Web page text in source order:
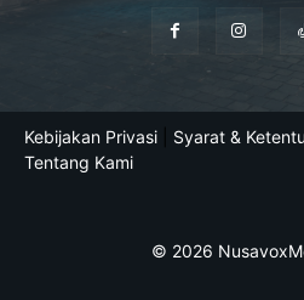
Kebijakan Privasi Syarat &
Tentang Kami
© 2026